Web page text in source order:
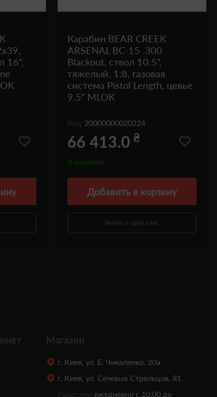
16",
Карабин BEAR CREEK
ARSENAL BC-15 .300
Blackout, ствол 10.5",
тяжелый, 1:8, газовая
система Pistol Length, цевье
9.5" MLOK
Код 20000000020224
66 413.0 ₴
В наличии
Добавить в корзину
Купить в один клик
Магазин
г. Киев, ул. Е. Чикаленко, 20а
г. Киев, ул. Сечевых Стрельцов, 81
Работаем ежедневно с 10:00 до